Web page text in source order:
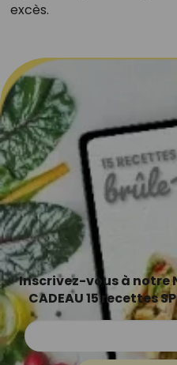
excès.
Inscrivez-vous à notre
CADEAU 15 recettes